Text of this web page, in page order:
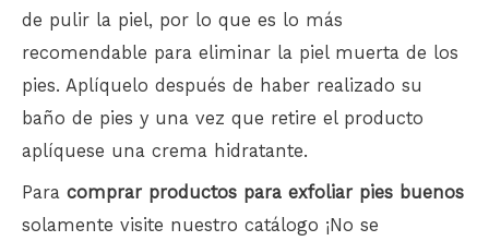
de pulir la piel, por lo que es lo más
recomendable para eliminar la piel muerta de los
pies. Aplíquelo después de haber realizado su
baño de pies y una vez que retire el producto
aplíquese una crema hidratante.
Para comprar productos para exfoliar pies buenos
solamente visite nuestro catálogo ¡No se